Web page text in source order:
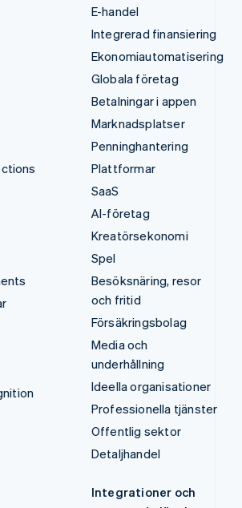
E-handel
Integrerad finansiering
Ekonomiautomatisering
Globala företag
Betalningar i appen
Marknadsplatser
Penninghantering
Plattformar
SaaS
AI-företag
Kreatörsekonomi
Spel
Besöksnäring, resor
och fritid
Försäkringsbolag
Media och
underhållning
Ideella organisationer
Professionella tjänster
Offentlig sektor
Detaljhandel
Integrationer och